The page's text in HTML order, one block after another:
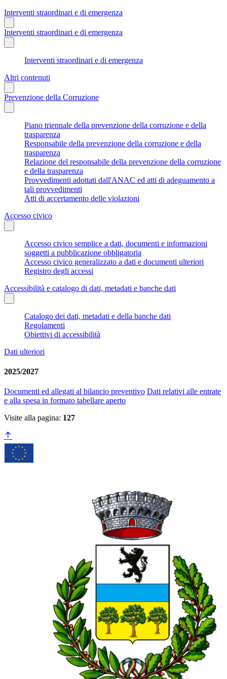
Interventi straordinari e di emergenza
Interventi straordinari e di emergenza
Interventi straordinari e di emergenza
Altri contenuti
Prevenzione della Corruzione
Piano triennale della prevenzione della corruzione e della
trasparenza
Responsabile della prevenzione della corruzione e della
trasparenza
Relazione del responsabile della prevenzione della corruzione
e della trasparenza
Provvedimenti adottati dall'ANAC ed atti di adeguamento a
tali provvedimenti
Atti di accertamento delle violazioni
Accesso civico
Accesso civico semplice a dati, documenti e informazioni
soggetti a pubblicazione obbligatoria
Accesso civico generalizzato a dati e documenti ulteriori
Registro degli accessi
Accessibilità e catalogo di dati, metadati e banche dati
Catalogo dei dati, metadati e della banche dati
Regolamenti
Obiettivi di accessibilità
Dati ulteriori
2025/2027
Documenti ed allegati al bilancio preventivo Dati relativi alle entrate
e alla spesa in formato tabellare aperto
Visite alla pagina: 127